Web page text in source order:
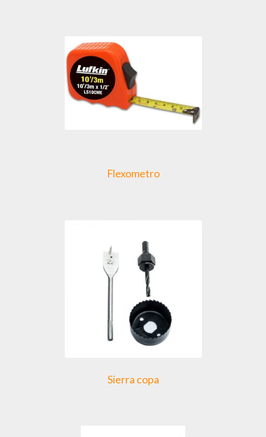
Flexometro
Sierra copa